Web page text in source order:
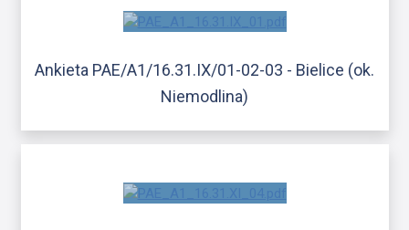
Ankieta PAE/A1/16.31.IX/01-02-03 - Bielice (ok.
Niemodlina)